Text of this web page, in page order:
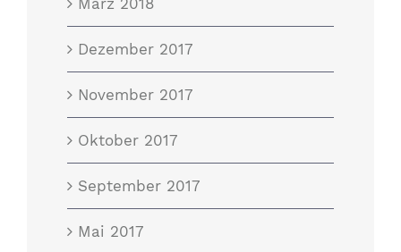
Dezember 2017
November 2017
Oktober 2017
September 2017
Mai 2017